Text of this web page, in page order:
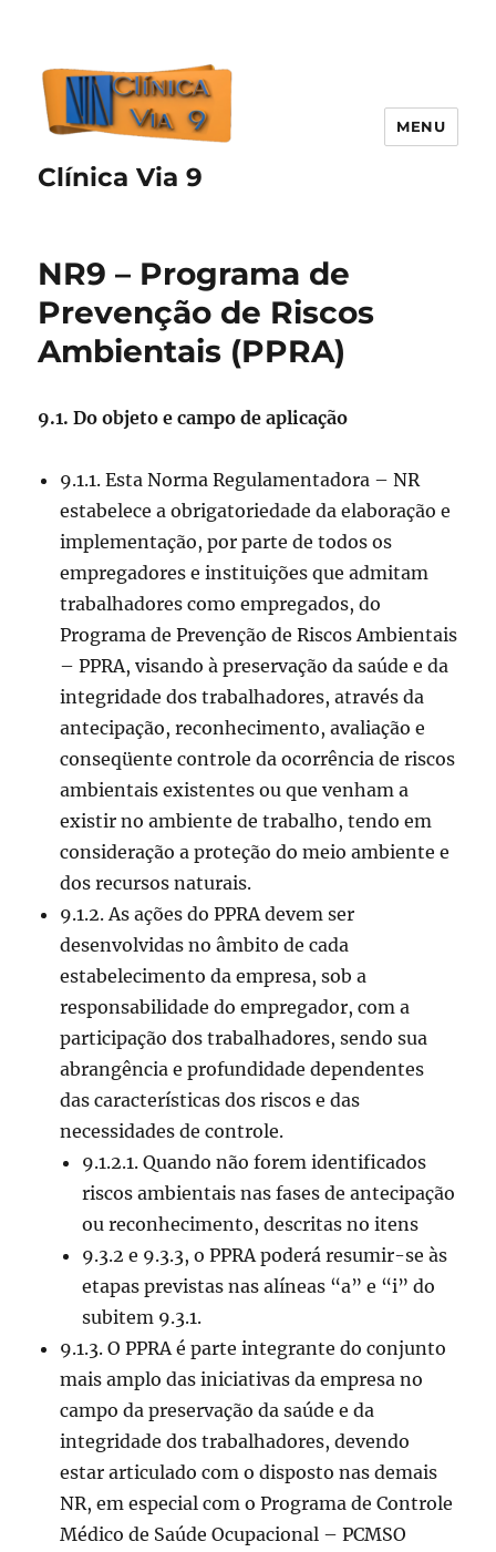
Clínica Via 9
MENU
NR9 – Programa de
Prevenção de Riscos
Ambientais (PPRA)
9.1. Do objeto e campo de aplicação
9.1.1. Esta Norma Regulamentadora – NR
estabelece a obrigatoriedade da elaboração e
implementação, por parte de todos os
empregadores e instituições que admitam
trabalhadores como empregados, do
Programa de Prevenção de Riscos Ambientais
– PPRA, visando à preservação da saúde e da
integridade dos trabalhadores, através da
antecipação, reconhecimento, avaliação e
conseqüente controle da ocorrência de riscos
ambientais existentes ou que venham a
existir no ambiente de trabalho, tendo em
consideração a proteção do meio ambiente e
dos recursos naturais.
9.1.2. As ações do PPRA devem ser
desenvolvidas no âmbito de cada
estabelecimento da empresa, sob a
responsabilidade do empregador, com a
participação dos trabalhadores, sendo sua
abrangência e profundidade dependentes
das características dos riscos e das
necessidades de controle.
9.1.2.1. Quando não forem identificados
riscos ambientais nas fases de antecipação
ou reconhecimento, descritas no itens
9.3.2 e 9.3.3, o PPRA poderá resumir-se às
etapas previstas nas alíneas “a” e “i” do
subitem 9.3.1.
9.1.3. O PPRA é parte integrante do conjunto
mais amplo das iniciativas da empresa no
campo da preservação da saúde e da
integridade dos trabalhadores, devendo
estar articulado com o disposto nas demais
NR, em especial com o Programa de Controle
Médico de Saúde Ocupacional – PCMSO